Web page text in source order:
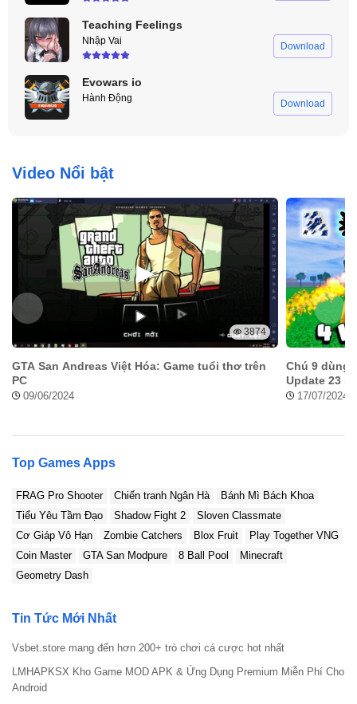
Teaching Feelings
Nhập Vai Download
Evowars io
Hành Động Download
Video Nổi bật
3874
GTA San Andreas Việt Hóa: Game tuổi thơ trên
PC
09/06/2024
Chú 9 dùng
Update 23
17/07/2024
Top Games Apps
FRAG Pro Shooter Chiến tranh Ngân Hà
Bánh Mì Bách Khoa
Tiểu Yêu Tầm Đạo
Shadow Fight 2
Sloven Classmate
Cơ Giáp Vô Hạn
Zombie Catchers Blox Fruit
Play Together VNG
Coin Master
GTA San Modpure 8 Ball Pool
Minecraft
Geometry Dash
Tin Tức Mới Nhất
Vsbet.store mang đến hơn 200+ trò chơi cá cược hot nhất
LMHAPKSX Kho Game MOD APK & Ứng Dụng Premium Miễn Phí Cho
Android